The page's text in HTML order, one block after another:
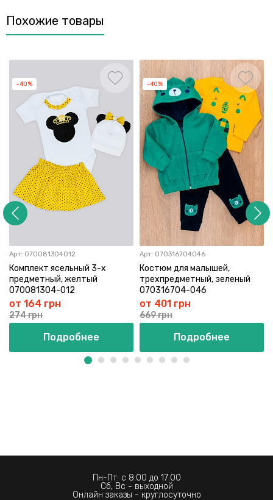
Похожие товары
-40%
Арт: 070081304012
Комплект ясельный 3-х
предметный, желтый
070081304-012
от 164 грн
274 грн
Подробнее
-40%
Арт: 070316704046
Костюм для малышей,
трехпредметный, зеленый
070316704-046
от 401 грн
669 грн
Подробнее
Пн-Пт: с 8:00 до 17:00
Сб, Вс - выходной
Онлайн заказы - круглосуточно